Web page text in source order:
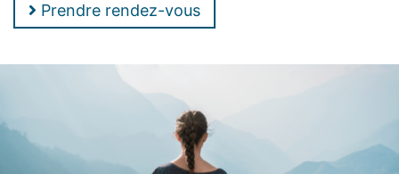
Prendre rendez-vous